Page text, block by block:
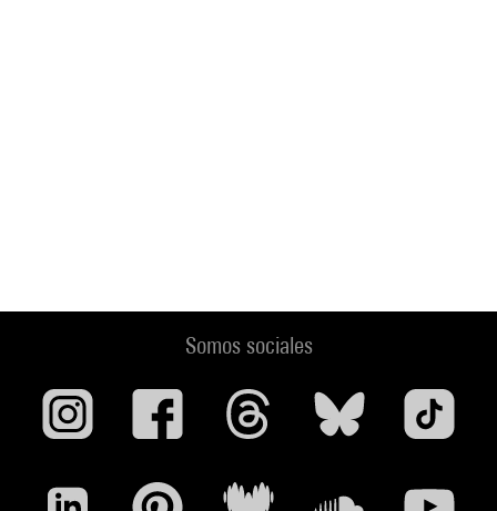
Somos sociales